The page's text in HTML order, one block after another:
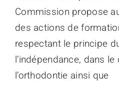
Commission propose
des actions de
respectant le principe
l’indépendance, dans
l’orthodontie ainsi que